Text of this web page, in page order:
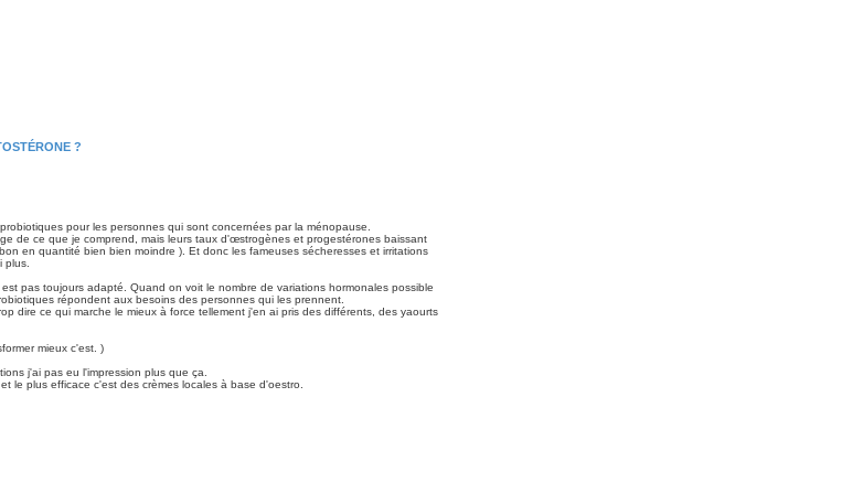
?
pour les personnes qui sont concernées par la ménopause.
de ce que je comprend, mais leurs taux d'œstrogènes et progestérones baissant
en quantité bien bien moindre ). Et donc les fameuses sécheresses et irritations
plus.
pas toujours adapté. Quand on voit le nombre de variations hormonales possible
répondent aux besoins des personnes qui les prennent.
dire ce qui marche le mieux à force tellement j'en ai pris des différents, des yaourts
mieux c'est. )
j'ai pas eu l'impression plus que ça.
le plus efficace c'est des crèmes locales à base d'oestro.